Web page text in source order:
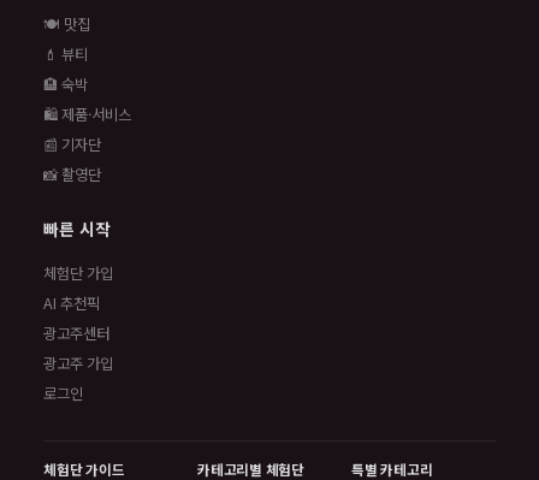
🍽️ 맛집
💄 뷰티
🏨 숙박
🛍️ 제품·서비스
📰 기자단
📸 촬영단
빠른 시작
체험단 가입
AI 추천픽
광고주센터
광고주 가입
로그인
체험단 가이드
카테고리별 체험단
특별 카테고리